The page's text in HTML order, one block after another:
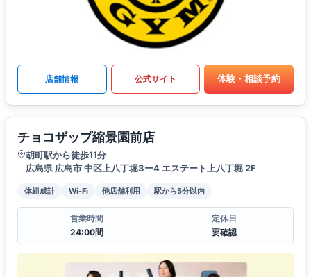
店舗情報 公式サイト 体験・相談予約
チョコザップ縮景園前店
胡町駅から徒歩11分
広島県 広島市 中区上八丁堀3ー4 エステート上八丁堀 2F
体組成計 Wi-Fi 他店舗利用 駅から5分以内
営業時間
24:00間
定休日
要確認